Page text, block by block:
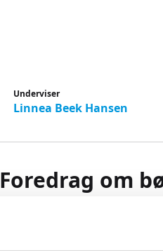
Underviser
Linnea Beek Hansen
Foredrag om